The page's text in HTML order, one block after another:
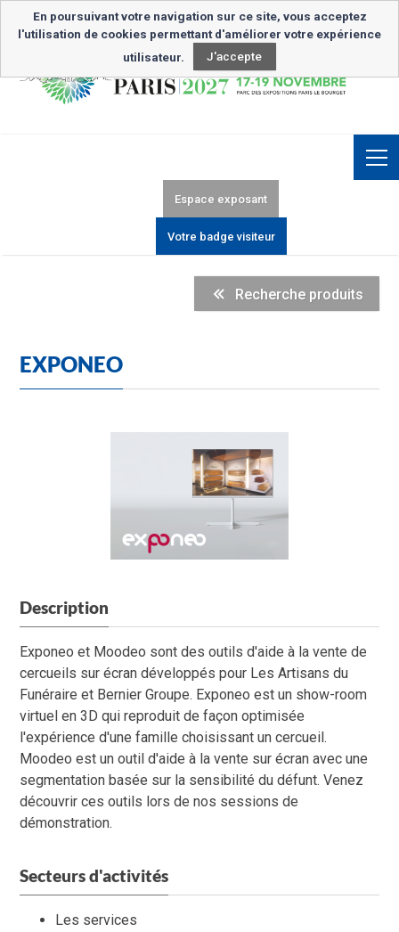
Inscription Newsletter
Espace exposant
Votre badge visiteur
Recherche produits
EXPONEO
Description
Exponeo et Moodeo sont des outils d'aide à la vente de
cercueils sur écran développés pour Les Artisans du
Funéraire et Bernier Groupe. Exponeo est un show-room
virtuel en 3D qui reproduit de façon optimisée
l'expérience d'une famille choisissant un cercueil.
Moodeo est un outil d'aide à la vente sur écran avec une
segmentation basée sur la sensibilité du défunt. Venez
découvrir ces outils lors de nos sessions de
démonstration.
Secteurs d'activités
Les services
En poursuivant votre navigation sur ce site, vous acceptez
l'utilisation de cookies permettant d'améliorer votre expérience
utilisateur.
J'accepte